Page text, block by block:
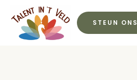
STEUN ONS